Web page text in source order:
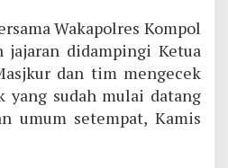
Wakapolres Kompol
jajaran didampingi Ketua
dan tim mengecek
yang sudah mulai datang
umum setempat, Kamis